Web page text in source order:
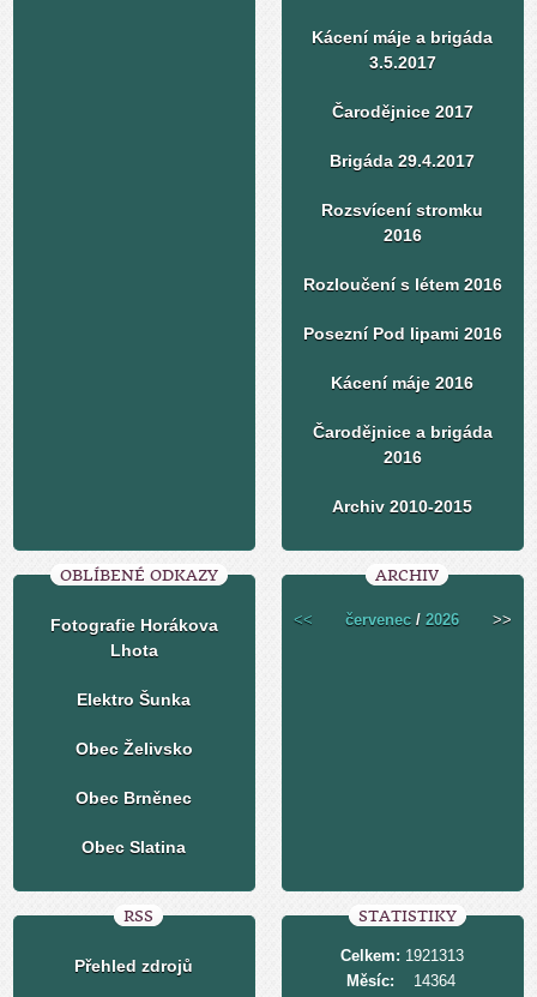
Kácení máje a brigáda
3.5.2017
Čarodějnice 2017
Brigáda 29.4.2017
Rozsvícení stromku
2016
Rozloučení s létem 2016
Posezní Pod lipami 2016
Kácení máje 2016
Čarodějnice a brigáda
2016
Archiv 2010-2015
OBLÍBENÉ ODKAZY
Fotografie Horákova
Lhota
Elektro Šunka
Obec Želivsko
Obec Brněnec
Obec Slatina
ARCHIV
<< červenec /2026 >>
RSS
Přehled zdrojů
STATISTIKY
Celkem: 1921313
Měsíc:
14364